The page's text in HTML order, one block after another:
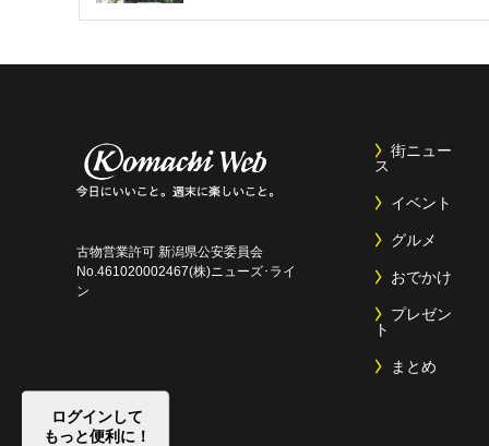
ログインして
もっと便利に！
古物営業許可 新潟県公安委員会
No.461020002467(株)ニューズ･ライ
ン
街ニュー
ス
イベント
グルメ
おでかけ
プレゼン
ト
まとめ